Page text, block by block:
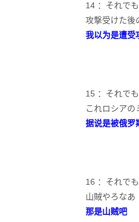
14 ：それで
攻撃受けた後
我以为是遭受
15 ：それで
これロシアの
据说是被俄罗
16 ：それで
山賊やろなあ
那是山贼吧